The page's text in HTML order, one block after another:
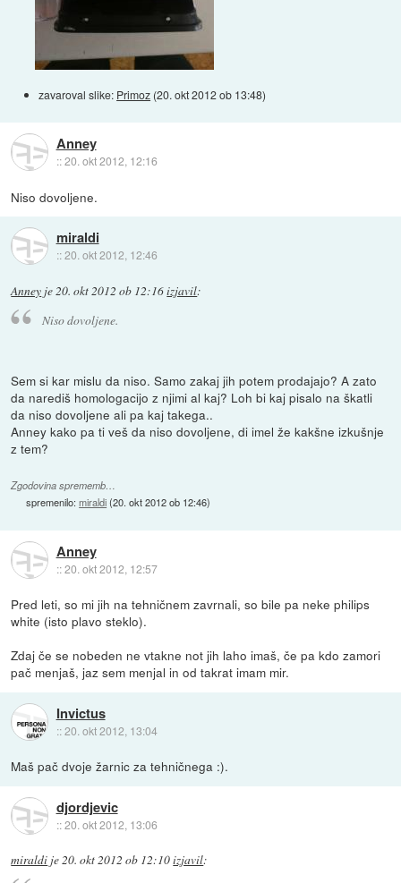
zavaroval slike: Primoz (20. okt 2012 ob 13:48)
Anney
::20. okt 2012, 12:16
Niso dovoljene.
miraldi
::20. okt 2012, 12:46
Anney je20. okt 2012 ob 12:16izjavil:
Niso dovoljene.
Sem si kar mislu da niso. Samo zakaj jih potem prodajajo? A zato
da narediš homologacijo z njimi al kaj? Loh bi kaj pisalo na škatli
da niso dovoljene ali pa kaj takega..
Anney kako pa ti veš da niso dovoljene, di imel že kakšne izkušnje
z tem?
Zgodovina sprememb…
spremenilo:miraldi(20. okt 2012 ob 12:46)
Anney
::20. okt 2012, 12:57
Pred leti, so mi jih na tehničnem zavrnali, so bile pa neke philips
white (isto plavo steklo).
Zdaj če se nobeden ne vtakne not jih laho imaš, če pa kdo zamori
pač menjaš, jaz sem menjal in od takrat imam mir.
Invictus
::20. okt 2012, 13:04
Maš pač dvoje žarnic za tehničnega :).
djordjevic
::20. okt 2012, 13:06
miraldi je20. okt 2012 ob 12:10izjavil: